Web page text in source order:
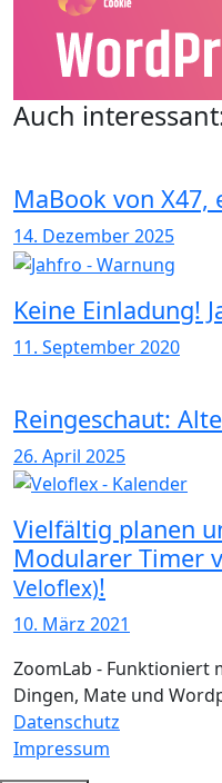
Auch
MaBook von
14. Dezember 2025
Keine Einladung!
11. September 2020
Reingeschaut:
26. April 2025
Vielfältig planen
Modularer Timer
Veloflex)!
10. März 2021
ZoomLab - Funktioniert
Dingen, Mate und
Datenschutz
Impressum